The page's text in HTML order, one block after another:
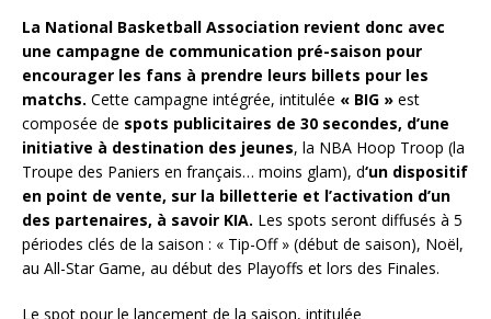
La National Basketball Association revient donc avec
une campagne de communication pré-saison pour
encourager les fans à prendre leurs billets pour les
matchs. Cette campagne intégrée, intitulée « BIG » est
composée de spots publicitaires de 30 secondes, d’une
initiative à destination des jeunes, la NBA Hoop Troop (la
Troupe des Paniers en français… moins glam), d‘un dispositif
en point de vente, sur la billetterie et l’activation d’un
des partenaires, à savoir KIA. Les spots seront diffusés à 5
périodes clés de la saison : « Tip-Off » (début de saison), Noël,
au All-Star Game, au début des Playoffs et lors des Finales.
Le spot pour le lancement de la saison, intitulée